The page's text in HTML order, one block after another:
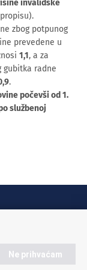
invalidske
zbog potpunog
prevedene u
1,1, a za
gubitka radne
.
počevši od 1.
službenoj
Ne prihvaćam